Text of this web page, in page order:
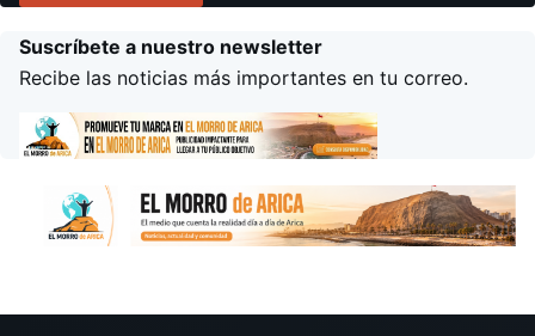
Suscríbete a nuestro newsletter
Recibe las noticias más importantes en tu correo.